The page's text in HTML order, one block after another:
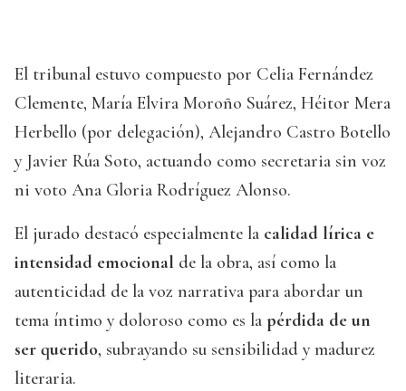
El tribunal estuvo compuesto por Celia Fernández
Clemente, María Elvira Moroño Suárez, Héitor Mera
Herbello (por delegación), Alejandro Castro Botello
y Javier Rúa Soto, actuando como secretaria sin voz
ni voto Ana Gloria Rodríguez Alonso.
El jurado destacó especialmente la calidad lírica e
intensidad emocional de la obra, así como la
autenticidad de la voz narrativa para abordar un
tema íntimo y doloroso como es la pérdida de un
ser querido, subrayando su sensibilidad y madurez
literaria.